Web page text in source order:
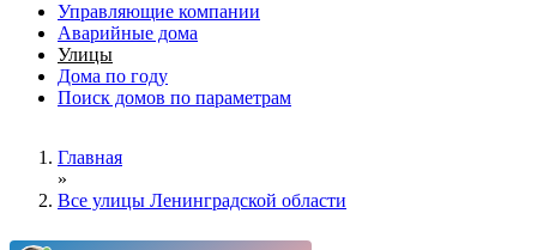
Главное меню
Управляющие компании
Аварийные дома
Улицы
Дома по году
Поиск домов по параметрам
Вы здесьГлавная
»
Все улицы Ленинградской области